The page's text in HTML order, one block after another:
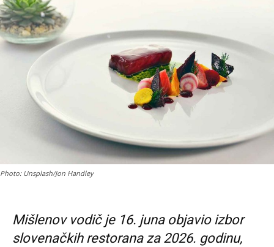
Photo: Unsplash/Jon Handley
Mišlenov vodič je 16. juna objavio izbor
slovenačkih restorana za 2026. godinu,